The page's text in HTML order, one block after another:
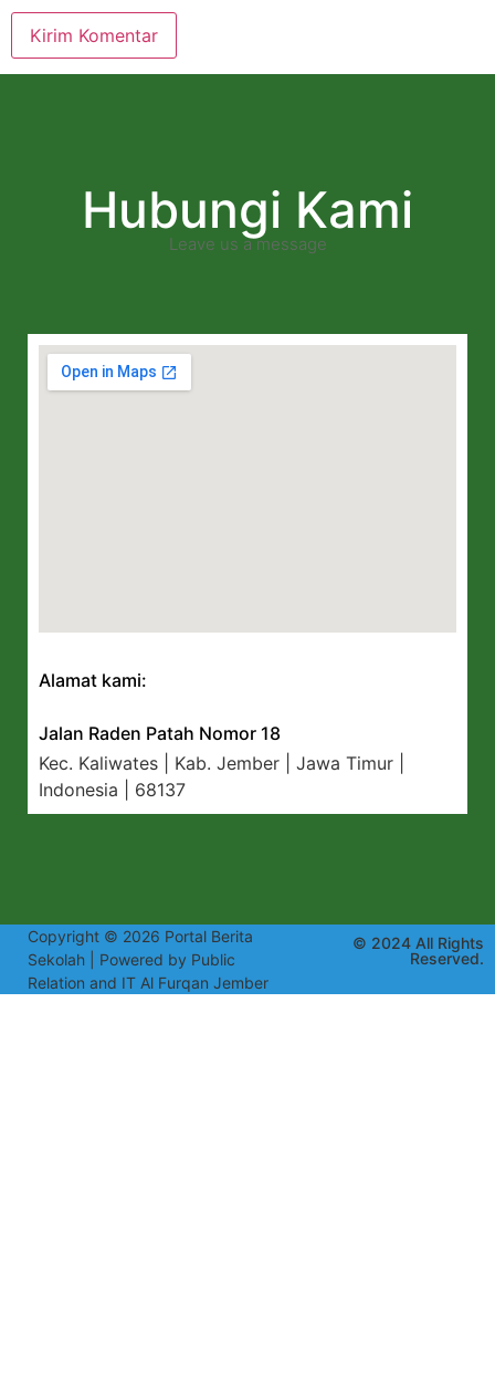
Hubungi Kami
Leave us a message
Alamat kami:
Jalan Raden Patah Nomor 18
Kec. Kaliwates | Kab. Jember | Jawa Timur |
Indonesia | 68137
Copyright © 2026 Portal Berita
Sekolah | Powered by Public
Relation and IT Al Furqan Jember
© 2024 All Rights
Reserved.